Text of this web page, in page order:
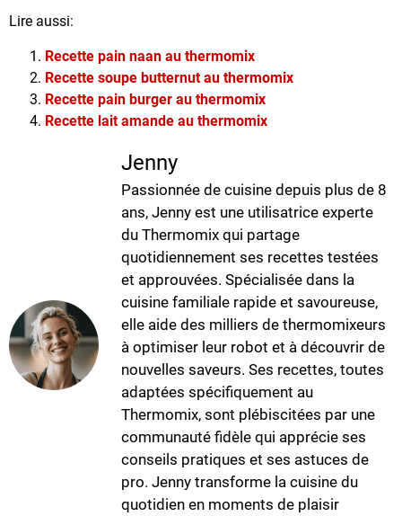
Lire aussi:
Recette pain naan au thermomix
Recette soupe butternut au thermomix
Recette pain burger au thermomix
Recette lait amande au thermomix
Jenny
Passionnée de cuisine depuis plus de 8
ans, Jenny est une utilisatrice experte
du Thermomix qui partage
quotidiennement ses recettes testées
et approuvées. Spécialisée dans la
cuisine familiale rapide et savoureuse,
elle aide des milliers de thermomixeurs
à optimiser leur robot et à découvrir de
nouvelles saveurs. Ses recettes, toutes
adaptées spécifiquement au
Thermomix, sont plébiscitées par une
communauté fidèle qui apprécie ses
conseils pratiques et ses astuces de
pro. Jenny transforme la cuisine du
quotidien en moments de plaisir